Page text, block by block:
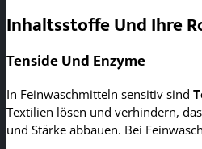
Inhaltsstoffe Und Ihre
Tenside Und Enzyme
In Feinwaschmitteln sensitiv sind
Textilien lösen und verhindern,
und Stärke abbauen. Bei